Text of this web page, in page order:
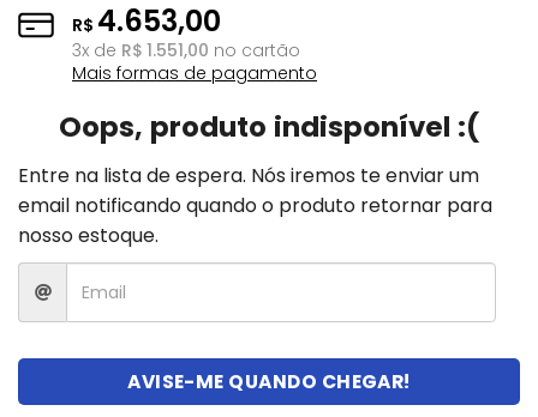
R$ 4.653,00
3x de R$ 1.551,00 no cartão
Mais formas de pagamento
Oops, produto indisponível :(
Entre na lista de espera. Nós iremos te enviar um
email notificando quando o produto retornar para
nosso estoque.
AVISE-ME QUANDO CHEGAR!